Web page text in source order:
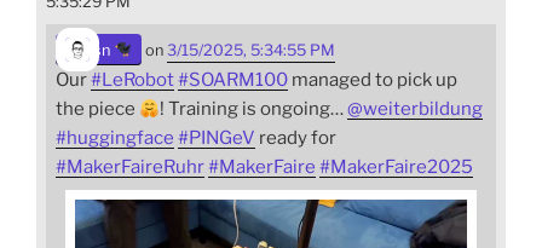
sn on 3/15/2025, 5:34:55 PM
Our#LeRobot#SOARM100 managed to pick up
the piece
! Training is ongoing…@weiterbildung
#huggingface #PINGeV ready for
#MakerFaireRuhr#MakerFaire #MakerFaire2025